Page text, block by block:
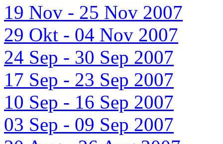
19 Nov - 25 Nov 2007
29 Okt - 04 Nov 2007
24 Sep - 30 Sep 2007
17 Sep - 23 Sep 2007
10 Sep - 16 Sep 2007
03 Sep - 09 Sep 2007